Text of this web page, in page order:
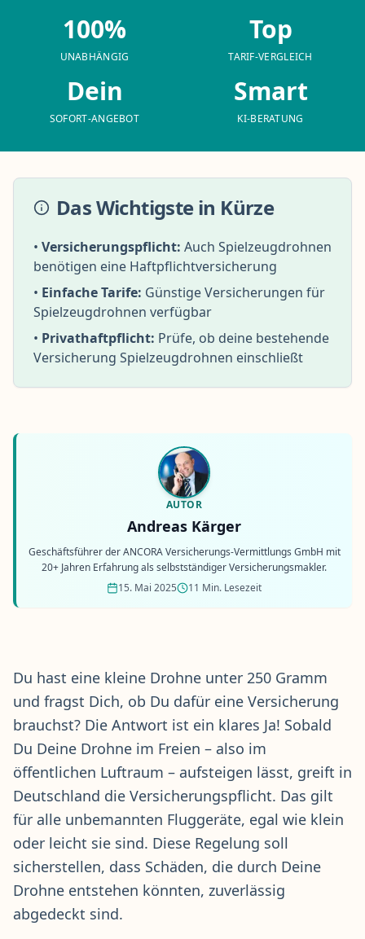
100%
UNABHÄNGIG
Top
TARIF-VERGLEICH
Dein
SOFORT-ANGEBOT
Smart
KI-BERATUNG
Das Wichtigste in Kürze
• Versicherungspflicht: Auch Spielzeugdrohnen
benötigen eine Haftpflichtversicherung
• Einfache Tarife: Günstige Versicherungen für
Spielzeugdrohnen verfügbar
• Privathaftpflicht: Prüfe, ob deine bestehende
Versicherung Spielzeugdrohnen einschließt
AUTOR
Andreas Kärger
Geschäftsführer der ANCORA Versicherungs-Vermittlungs GmbH mit
20+ Jahren Erfahrung als selbstständiger Versicherungsmakler.
15. Mai 2025
11 Min. Lesezeit
Du hast eine kleine Drohne unter 250 Gramm
und fragst Dich, ob Du dafür eine Versicherung
brauchst? Die Antwort ist ein klares Ja! Sobald
Du Deine Drohne im Freien – also im
öffentlichen Luftraum – aufsteigen lässt, greift in
Deutschland die Versicherungspflicht. Das gilt
für alle unbemannten Fluggeräte, egal wie klein
oder leicht sie sind. Diese Regelung soll
sicherstellen, dass Schäden, die durch Deine
Drohne entstehen könnten, zuverlässig
abgedeckt sind.